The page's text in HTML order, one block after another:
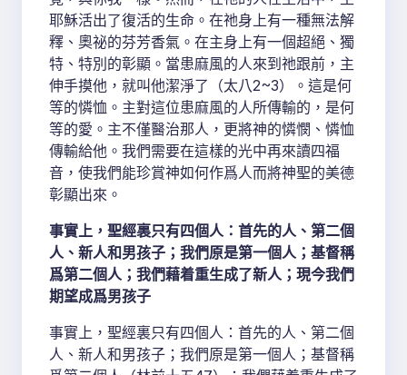
耶穌活出了復活的生命。在祂身上有一種無法解
釋、奧祕的芬芳香氣。在主身上有一個超絕、獨
特、特別的彰顯。當患麻風的人來到祂跟前，主
伸手摸他，就叫他潔淨了（太八2~3）。這是何
等的憐恤。主對這位患麻風的人所傳輸的，是何
等的愛。主不僅醫治那人，更將神的憐憫、憐恤
傳輸給他。我們需要在這樣的光中再來讀四福
音，使我們能珍賞神如何作爲人而將神聖的美德
彰顯出來。
事實上，聖經裏只有四個人：首先的人、第二個
人、新人和男孩子；我們原是第一個人；基督稱
爲第二個人；我們藉着重生成了新人；現今我們
期望成爲男孩子
事實上，聖經裏只有四個人：首先的人、第二個
人、新人和男孩子；我們原是第一個人；基督稱